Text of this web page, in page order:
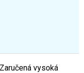
vysoká